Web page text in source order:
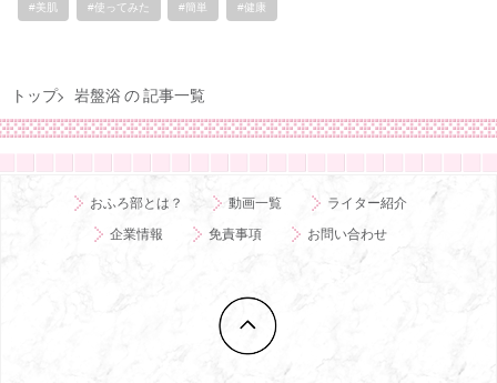
#美肌 #使ってみた #簡単 #健康
トップ 岩盤浴 の 記事一覧
おふろ部とは？ 動画一覧
ライター紹介
企業情報
免責事項 お問い合わせ